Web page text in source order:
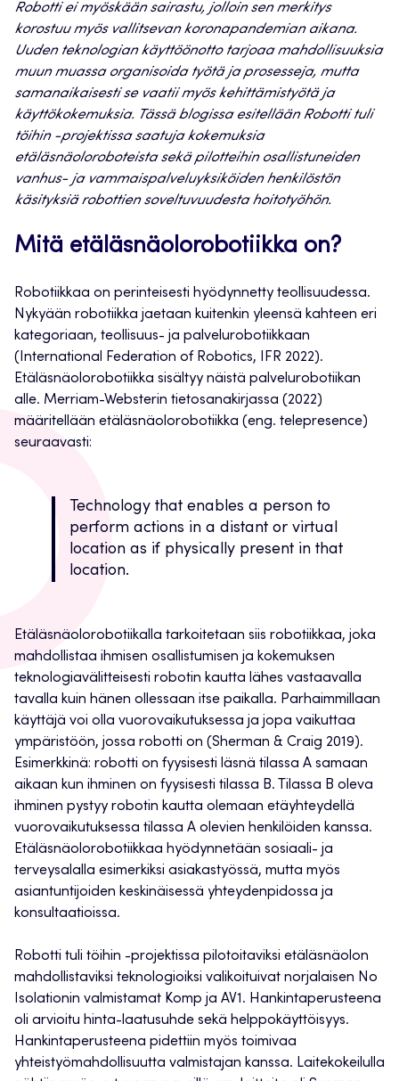
Robotti ei myöskään sairastu, jolloin sen merkitys
korostuu myös vallitsevan koronapandemian aikana.
Uuden teknologian käyttöönotto tarjoaa mahdollisuuksia
muun muassa organisoida työtä ja prosesseja, mutta
samanaikaisesti se vaatii myös kehittämistyötä ja
käyttökokemuksia. Tässä blogissa esitellään Robotti tuli
töihin -projektissa saatuja kokemuksia
etäläsnäoloroboteista sekä pilotteihin osallistuneiden
vanhus- ja vammaispalveluyksiköiden henkilöstön
käsityksiä robottien soveltuvuudesta hoitotyöhön.
Mitä etäläsnäolorobotiikka on?
Robotiikkaa on perinteisesti hyödynnetty teollisuudessa.
Nykyään robotiikka jaetaan kuitenkin yleensä kahteen eri
kategoriaan, teollisuus- ja palvelurobotiikkaan
(International Federation of Robotics, IFR 2022).
Etäläsnäolorobotiikka sisältyy näistä palvelurobotiikan
alle. Merriam-Websterin tietosanakirjassa (2022)
määritellään etäläsnäolorobotiikka (eng. telepresence)
seuraavasti:
Technology that enables a person to
perform actions in a distant or virtual
location as if physically present in that
location.
Etäläsnäolorobotiikalla tarkoitetaan siis robotiikkaa, joka
mahdollistaa ihmisen osallistumisen ja kokemuksen
teknologiavälitteisesti robotin kautta lähes vastaavalla
tavalla kuin hänen ollessaan itse paikalla. Parhaimmillaan
käyttäjä voi olla vuorovaikutuksessa ja jopa vaikuttaa
ympäristöön, jossa robotti on (Sherman & Craig 2019).
Esimerkkinä: robotti on fyysisesti läsnä tilassa A samaan
aikaan kun ihminen on fyysisesti tilassa B. Tilassa B oleva
ihminen pystyy robotin kautta olemaan etäyhteydellä
vuorovaikutuksessa tilassa A olevien henkilöiden kanssa.
Etäläsnäolorobotiikkaa hyödynnetään sosiaali- ja
terveysalalla esimerkiksi asiakastyössä, mutta myös
asiantuntijoiden keskinäisessä yhteydenpidossa ja
konsultaatioissa.
Robotti tuli töihin -projektissa pilotoitaviksi etäläsnäolon
mahdollistaviksi teknologioiksi valikoituivat norjalaisen No
Isolationin valmistamat Komp ja AV1. Hankintaperusteena
oli arvioitu hinta-laatusuhde sekä helppokäyttöisyys.
Hankintaperusteena pidettiin myös toimivaa
yhteistyömahdollisuutta valmistajan kanssa. Laitekokeilulla